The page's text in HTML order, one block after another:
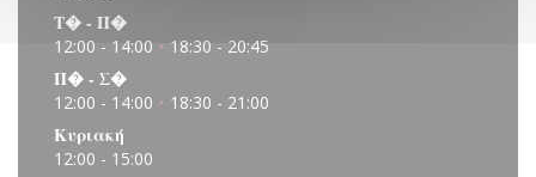
Τ�- Π�
12:00 - 14:00 • 18:30 - 20:45
Π�- Σ�
12:00 - 14:00 • 18:30 - 21:00
Κυριακή
12:00 - 15:00